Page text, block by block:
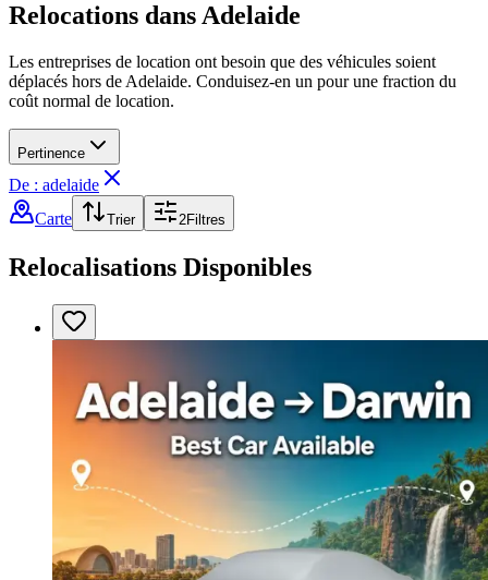
Relocations dans Adelaide
Les entreprises de location ont besoin que des véhicules soient
déplacés hors de Adelaide. Conduisez-en un pour une fraction du
coût normal de location.
Pertinence
De : adelaide
Carte
Trier 2Filtres
Relocalisations Disponibles